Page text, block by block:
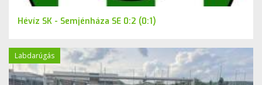
Hévíz SK - Semjénháza SE 0:2 (0:1)
Labdarúgás